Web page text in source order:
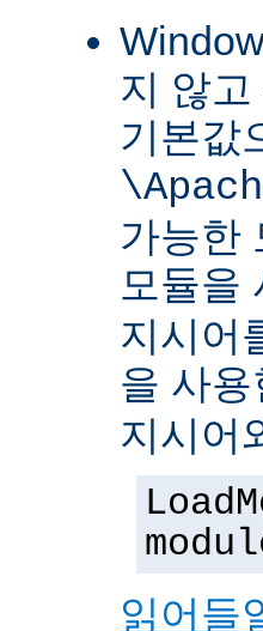
지 않
기본값
가능한
모듈을
지시어
을 사
지시어
읽어들